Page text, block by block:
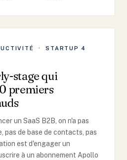
· STARTUP 4
stage qui
premiers
un SaaS B2B, on n'a pas
pas de base de contacts, pas
est d'engager un
à un abonnement Apollo